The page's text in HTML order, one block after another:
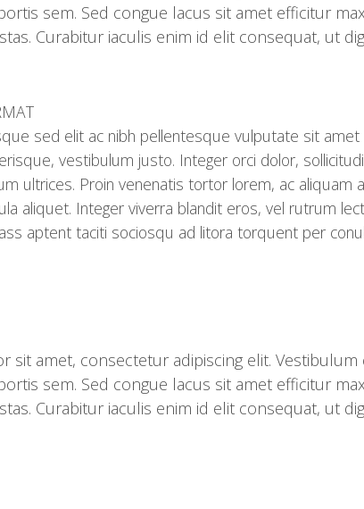
sem. Sed congue lacus sit amet efficitur
Curabitur iaculis enim id elit consequat, ut
sed elit ac nibh pellentesque vulputate sit
vestibulum justo. Integer orci dolor,
ultrices. Proin venenatis tortor lorem, ac
aliquet. Integer viverra blandit eros, vel rutrum
aptent taciti sociosqu ad litora torquent per
sit amet, consectetur adipiscing elit.
sem. Sed congue lacus sit amet efficitur
Curabitur iaculis enim id elit consequat, ut